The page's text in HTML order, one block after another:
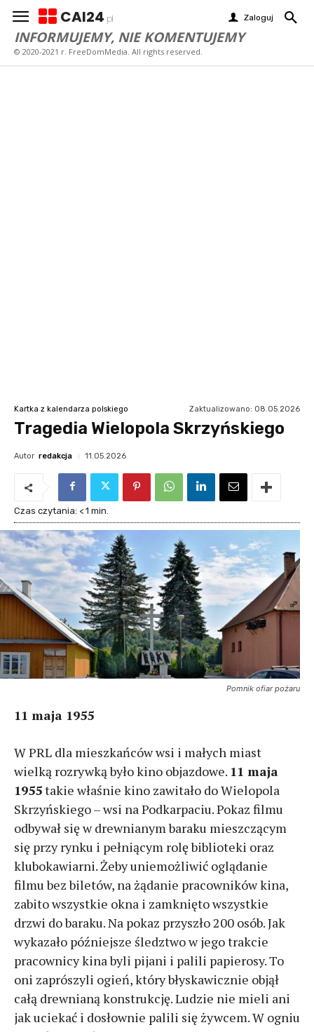
CAI24 pl Zaloguj
INFORMUJEMY, NIE KOMENTUJEMY
© 2020-2021 r. FreeDomMedia. All rights reserved.
Kartka z kalendarza polskiego Zaktualizowano: 08.05.2026
Tragedia Wielopola Skrzyńskiego
Autor redakcja 11.05.2026
Czas czytania: < 1 min.
Pomnik ofiar pożaru
11 maja 1955
W PRL dla mieszkańców wsi i małych miast
wielką rozrywką było kino objazdowe. 11 maja
1955takie właśnie kino zawitało do Wielopola
Skrzyńskiego – wsi na Podkarpaciu. Pokaz filmu
odbywał się w drewnianym baraku mieszczącym
się przy rynku i pełniącym rolę biblioteki oraz
klubokawiarni. Żeby uniemożliwić oglądanie
filmu bez biletów, na żądanie pracowników kina,
zabito wszystkie okna i zamknięto wszystkie
drzwi do baraku. Na pokaz przyszło 200 osób. Jak
wykazało późniejsze śledztwo w jego trakcie
pracownicy kina byli pijani i palili papierosy. To
oni zaprószyli ogień, który błyskawicznie objął
całą drewnianą konstrukcję. Ludzie nie mieli ani
jak uciekać i dosłownie palili się żywcem. W ogniu